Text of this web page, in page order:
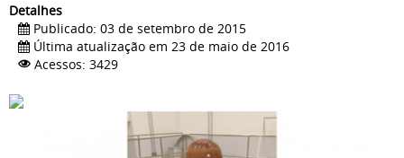
Detalhes
Publicado: 03 de setembro de 2015
Última atualização em 23 de maio de 2016
Acessos: 3429